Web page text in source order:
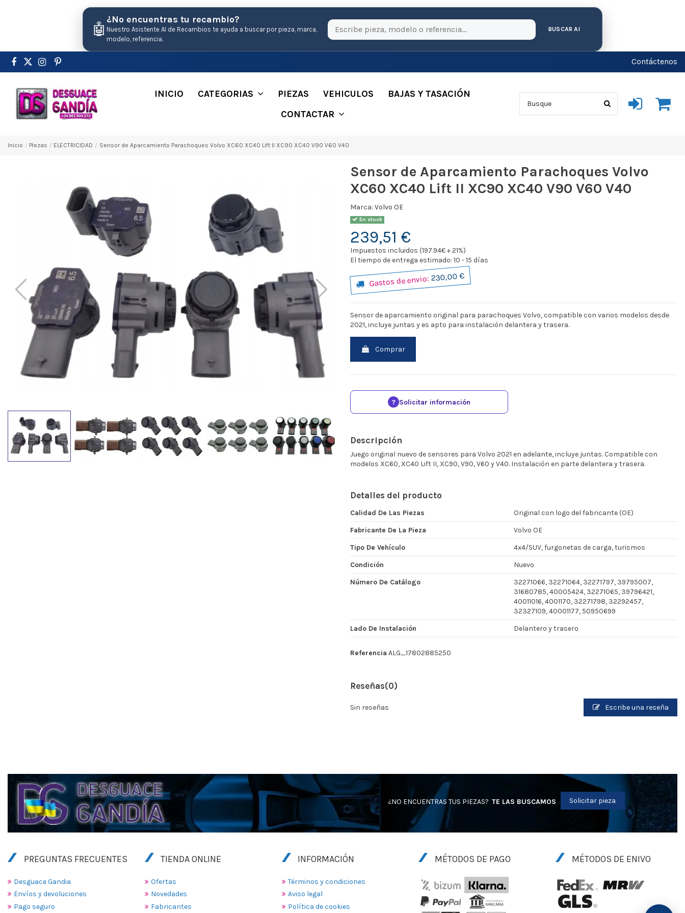
🤖
¿No encuentras tu recambio?
Nuestro Asistente AI de Recambios te ayuda a buscar por pieza, marca,
modelo, referencia.
BUSCAR AI
Contáctenos
INICIO CATEGORIAS PIEZAS VEHICULOS
BAJAS Y TASACIÓN
CONTACTAR
Inicio Pіezas ELECTRICIDAD Sensor de Aparcamiento Parachoques Volvo XC60 XC40 Lift II XC90 XC40 V90 V60 V40
Sensor de Aparcamiento Parachoques Volvo
XC60 XC40 Lift II XC90 XC40 V90 V60 V40
Marca: Volvo OE
En stock
239,51 €
Impuestos incluidos (197.94€ + 21%)
El tiempo de entrega estimado: 10 - 15 días
Gastos de envio:230,00 €
Sensor de aparcamiento original para parachoques Volvo, compatible con varios modelos desde
2021, incluye juntas y es apto para instalación delantera y trasera.
Comprar
? Solicitar información
Descripción
Juego original nuevo de sensores para Volvo 2021 en adelante, incluye juntas. Compatible con
modelos XC60, XC40 Lift II, XC90, V90, V60 y V40. Instalación en parte delantera y trasera.
Detalles del producto
Calidad De Las Piezas
Original con logo del fabricante (OE)
Fabricante De La Pieza
Volvo OE
Tipo De Vehículo
4x4/SUV, furgonetas de carga, turismos
Condición
Nuevo
Número De Catálogo
32271066, 32271064, 32271797, 39795007,
31680785, 40005424, 32271065, 39796421,
40011016, 4001170, 32271798, 32292457,
32327109, 40001177, 50950699
Lado De Instalación
Delantero y trasero
Referencia ALG_17802885250
Reseñas(0)
Sin reseñas Escribe una reseña
¿NO ENCUENTRAS TUS PIEZAS? TE LAS BUSCAMOS Solicitar pieza
PREGUNTAS FRECUENTES
Desguace Gandia
Envíos y devoluciones
Pago seguro
TIENDA ONLINE
Ofertas
Novedades
Fabricantes
INFORMACIÓN
Términos y condiciones
Aviso legal
Política de cookies
MÉTODOS DE PAGO MÉTODOS DE ENIVO